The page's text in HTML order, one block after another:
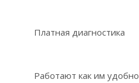
Платная диагностика
Работают как им удобно